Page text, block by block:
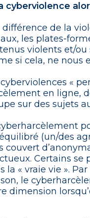
cyberviolence
différence de la
les plates-
violents et/ou
si cela, ne nous
cyberviolences «
en ligne,
sur des sujets
(un/des
couvert
Certains se
la « vraie vie ».
le
dimension